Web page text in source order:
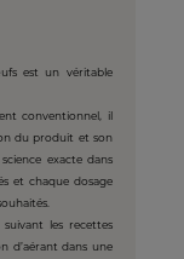
est un véritable
conventionnel, il
du produit et son
exacte dans
et chaque dosage
les recettes
d’aérant dans une